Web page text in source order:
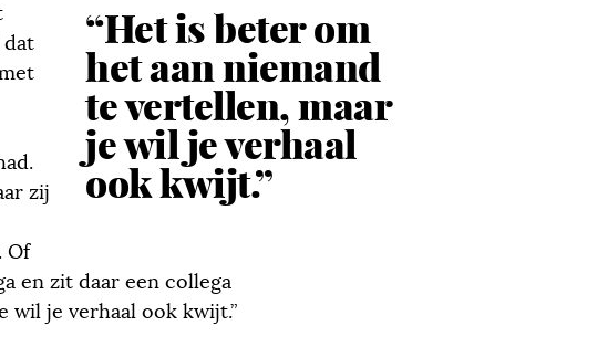
“Het is beter om
het aan niemand
te vertellen, maar
je wil je verhaal
ook kwijt.”
dat
zij
Of
en zit daar een collega
wil je verhaal ook kwijt.”